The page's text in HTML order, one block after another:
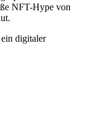
NFT-Hype von
digitaler